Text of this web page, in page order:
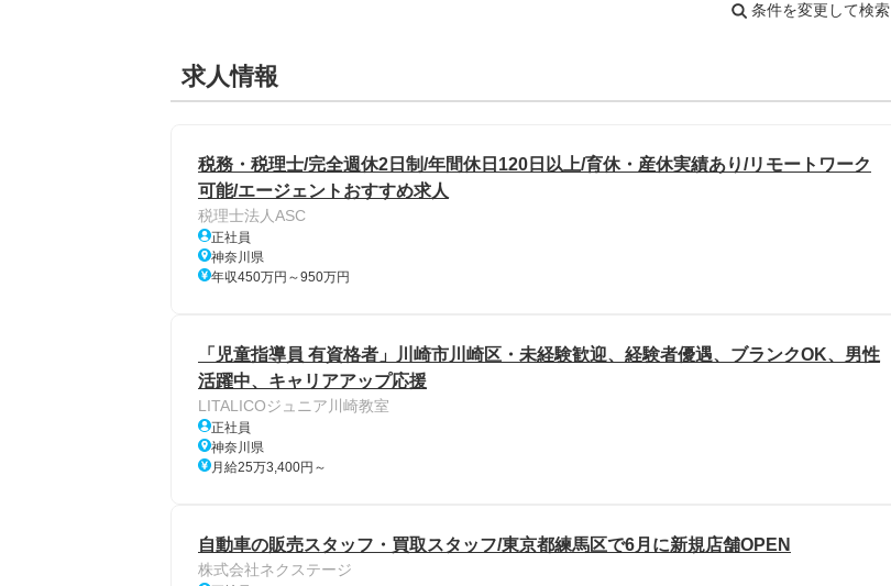
条件を変更して検索
求人情報
税務・税理士/完全週休2日制/年間休日120日以上/育休・産休実績あり/リモートワーク
可能/エージェントおすすめ求人
税理士法人ASC
正社員
神奈川県
年収450万円～950万円
「児童指導員 有資格者」川崎市川崎区・未経験歓迎、経験者優遇、ブランクOK、男性
活躍中、キャリアアップ応援
LITALICOジュニア川崎教室
正社員
神奈川県
月給25万3,400円～
自動車の販売スタッフ・買取スタッフ/東京都練馬区で6月に新規店舗OPEN
株式会社ネクステージ